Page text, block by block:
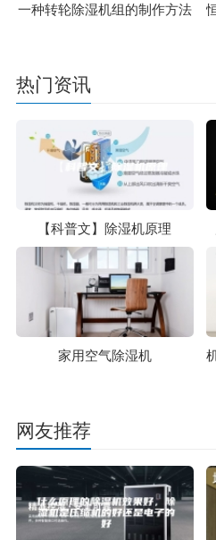
一种转轮除湿机组的制作方法
热门资讯
【科普文】除湿机原理
家用空气除湿机
网友推荐